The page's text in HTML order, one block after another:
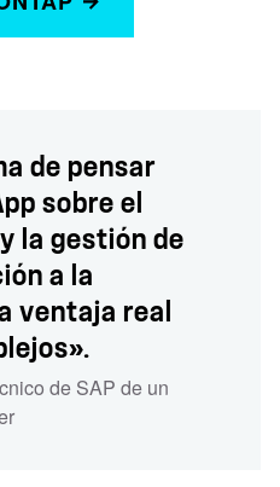
de pensar
sobre el
la gestión de
a la
ventaja real
de SAP de un